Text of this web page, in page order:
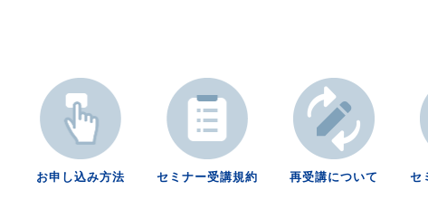
お申し込み方法 セミナー受講規約 再受講について セ